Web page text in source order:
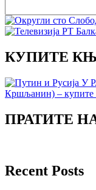
КУПИТЕ
ПРАТИТЕ
Recent Posts